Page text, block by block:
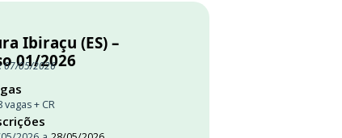
Ibiraçu (ES) –
01/2026
07/05/2026
vagas + CR